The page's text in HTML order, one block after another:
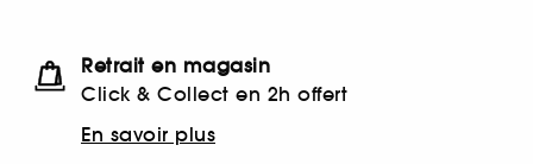
Retrait en magasin
Click & Collect en 2h offert
En savoir plus